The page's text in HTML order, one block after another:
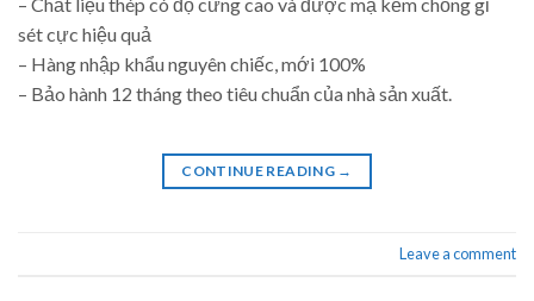
sét cực hiệu quả
– Hàng nhập khẩu nguyên chiếc, mới 100%
– Bảo hành 12 tháng theo tiêu chuẩn của nhà sản xuất.
CONTINUE READING →
Leave a comment